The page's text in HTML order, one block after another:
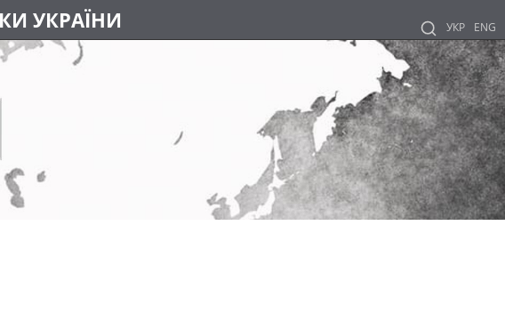
УКРАЇНИ УКР ENG